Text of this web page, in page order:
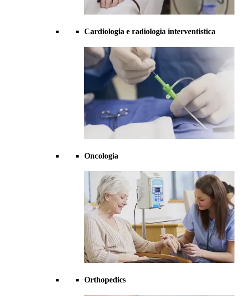
Cardiologia e radiologia interventistica
Oncologia
Orthopedics